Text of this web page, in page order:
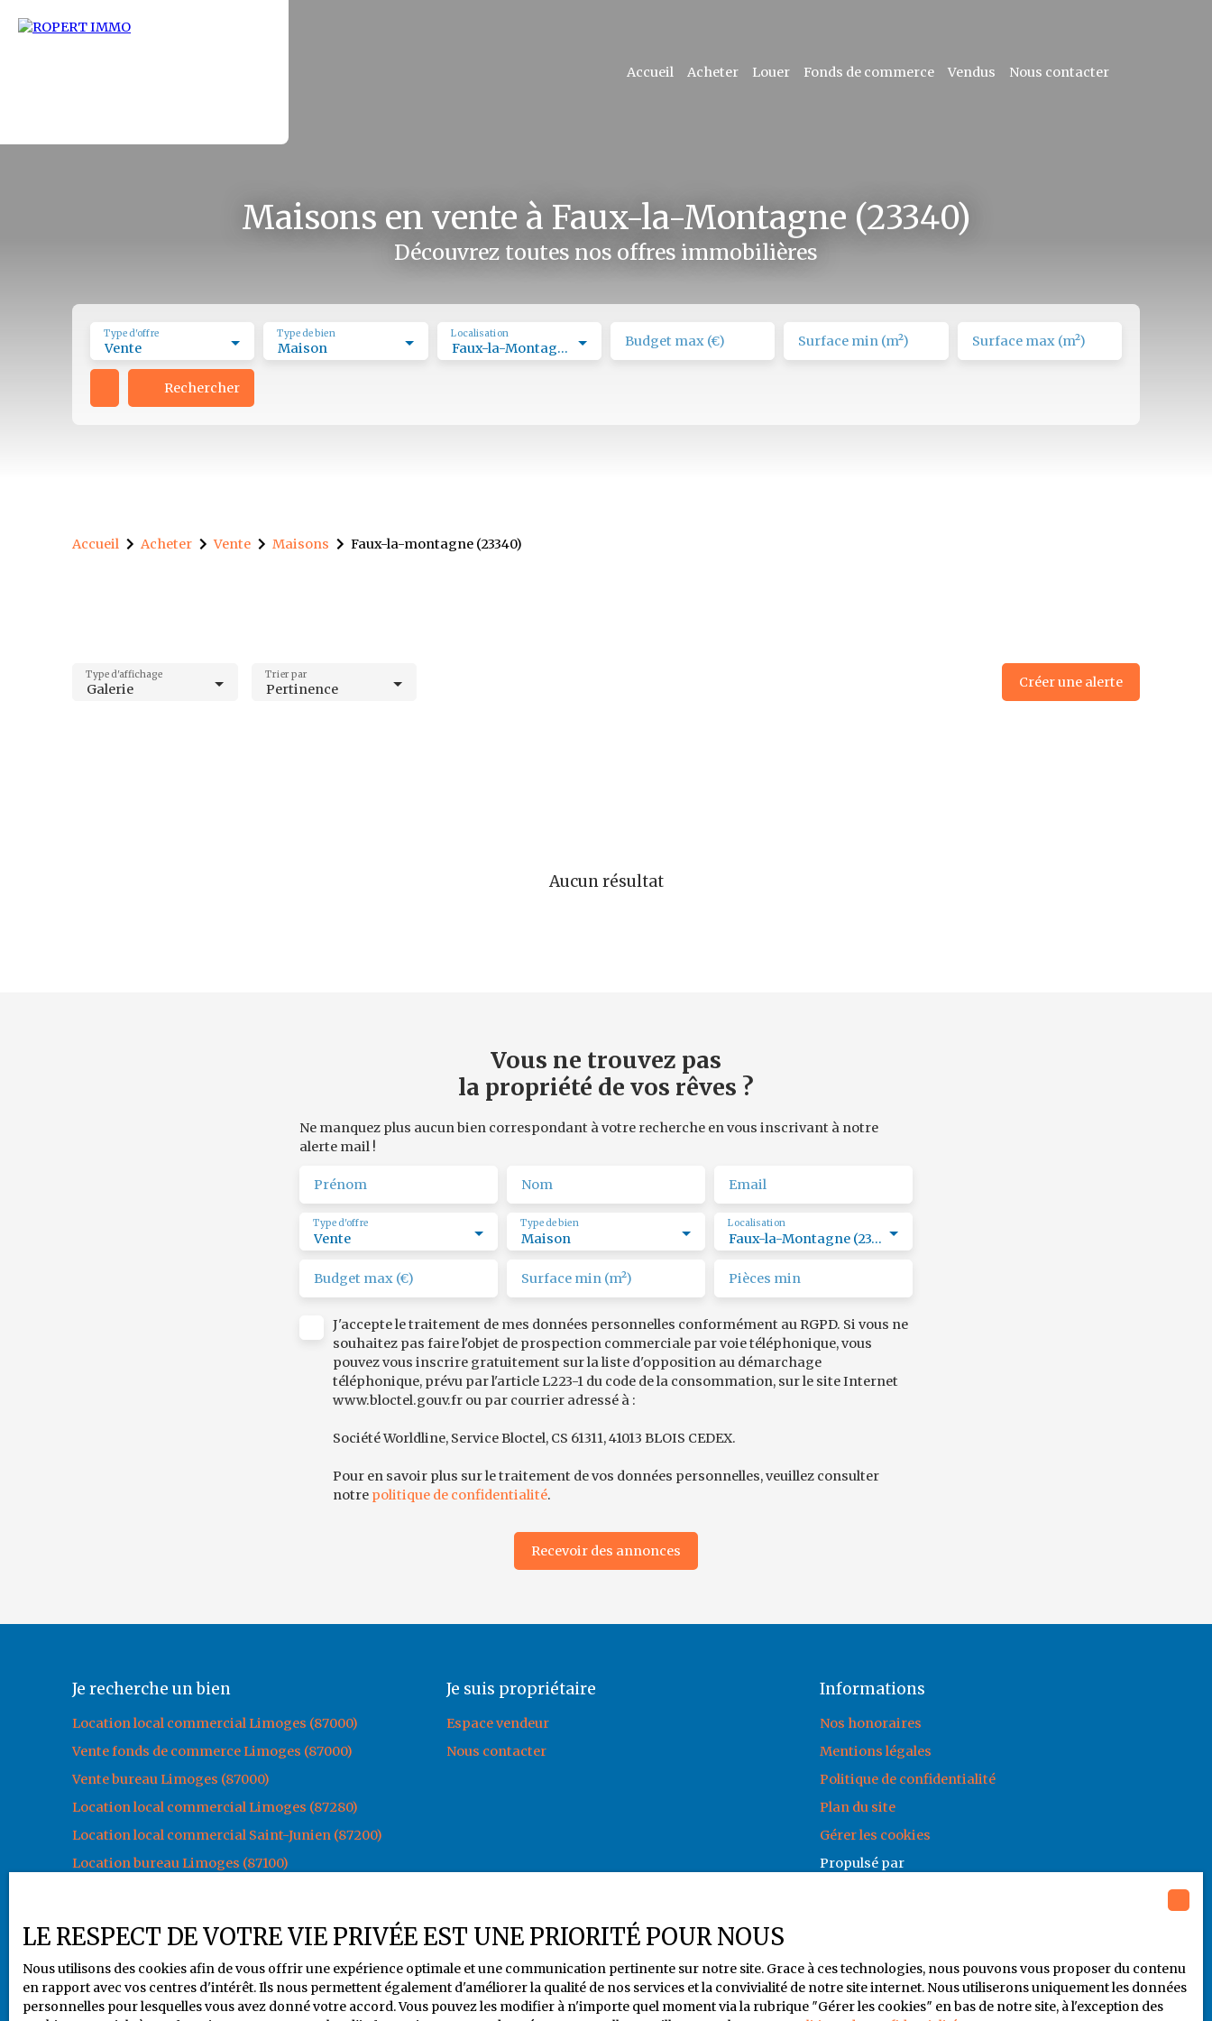
Accueil Acheter Louer Fonds de commerce Vendus Nous contacter
Maisons en vente à Faux-la-Montagne (23340)
Découvrez toutes nos offres immobilières
Vente
Type d'offre
Maison
Type de bien
Faux-la-Montagne (23340)
Localisation Budget max (€) Surface min (m²) Surface max (m²)
Rechercher
Accueil Acheter Vente Maisons Faux-la-montagne (23340)
Galerie
Type d'affichage
Pertinence
Trier par Créer une alerte
Aucun résultat
Vous ne trouvez pas
la propriété de vos rêves ?
Ne manquez plus aucun bien correspondant à votre recherche en vous inscrivant à notre
alerte mail !
Prénom Nom Email
Vente
Type d'offre
Maison
Type de bien
Faux-la-Montagne (23340)
Localisation
Budget max (€) Surface min (m²) Pièces min
J'accepte le traitement de mes données personnelles conformément au RGPD. Si vous ne
souhaitez pas faire l'objet de prospection commerciale par voie téléphonique, vous
pouvez vous inscrire gratuitement sur la liste d'opposition au démarchage
téléphonique, prévu par l'article L223-1 du code de la consommation, sur le site Internet
www.bloctel.gouv.fr ou par courrier adressé à :
Société Worldline, Service Bloctel, CS 61311, 41013 BLOIS CEDEX.
Pour en savoir plus sur le traitement de vos données personnelles, veuillez consulter
notre politique de confidentialité.
Recevoir des annonces
Je recherche un bien
Location local commercial Limoges (87000)
Vente fonds de commerce Limoges (87000)
Vente bureau Limoges (87000)
Location local commercial Limoges (87280)
Location local commercial Saint-Junien (87200)
Location bureau Limoges (87100)
Je suis propriétaire
Espace vendeur
Nous contacter
Informations
Nos honoraires
Mentions légales
Politique de confidentialité
Plan du site
Gérer les cookies
Propulsé par
+33 5 55 79 80 94
6 rue Jules Noriac
87000 LIMOGES
LE RESPECT DE VOTRE VIE PRIVÉE EST UNE PRIORITÉ POUR NOUS
Nous utilisons des cookies afin de vous offrir une expérience optimale et une communication pertinente sur notre site. Grace à ces technologies, nous pouvons vous proposer du contenu
en rapport avec vos centres d'intérêt. Ils nous permettent également d'améliorer la qualité de nos services et la convivialité de notre site internet. Nous utiliserons uniquement les données
personnelles pour lesquelles vous avez donné votre accord. Vous pouvez les modifier à n'importe quel moment via la rubrique ″Gérer les cookies″ en bas de notre site, à l'exception des